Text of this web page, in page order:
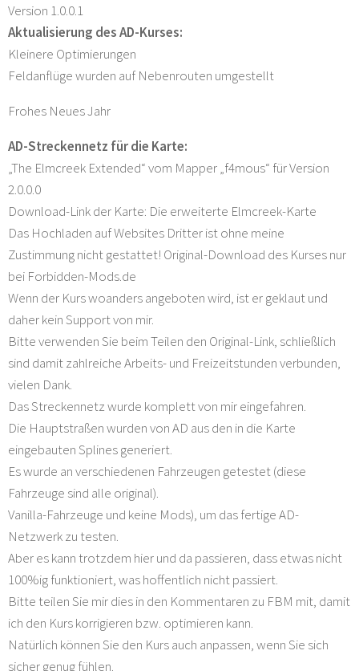
Version 1.0.0.1
Aktualisierung des AD-Kurses:
Kleinere Optimierungen
Feldanflüge wurden auf Nebenrouten umgestellt
Frohes Neues Jahr
AD-Streckennetz für die Karte:
„The Elmcreek Extended“ vom Mapper „f4mous“ für Version
2.0.0.0
Download-Link der Karte: Die erweiterte Elmcreek-Karte
Das Hochladen auf Websites Dritter ist ohne meine
Zustimmung nicht gestattet! Original-Download des Kurses nur
bei Forbidden-Mods.de
Wenn der Kurs woanders angeboten wird, ist er geklaut und
daher kein Support von mir.
Bitte verwenden Sie beim Teilen den Original-Link, schließlich
sind damit zahlreiche Arbeits- und Freizeitstunden verbunden,
vielen Dank.
Das Streckennetz wurde komplett von mir eingefahren.
Die Hauptstraßen wurden von AD aus den in die Karte
eingebauten Splines generiert.
Es wurde an verschiedenen Fahrzeugen getestet (diese
Fahrzeuge sind alle original).
Vanilla-Fahrzeuge und keine Mods), um das fertige AD-
Netzwerk zu testen.
Aber es kann trotzdem hier und da passieren, dass etwas nicht
100%ig funktioniert, was hoffentlich nicht passiert.
Bitte teilen Sie mir dies in den Kommentaren zu FBM mit, damit
ich den Kurs korrigieren bzw. optimieren kann.
Natürlich können Sie den Kurs auch anpassen, wenn Sie sich
sicher genug fühlen.